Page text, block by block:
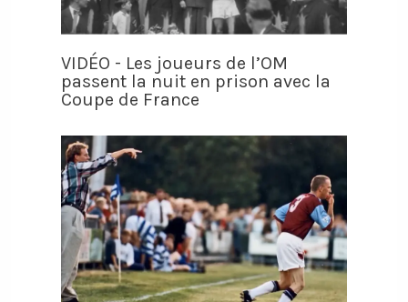
VIDÉO - Les joueurs de l’OM
passent la nuit en prison avec la
Coupe de France